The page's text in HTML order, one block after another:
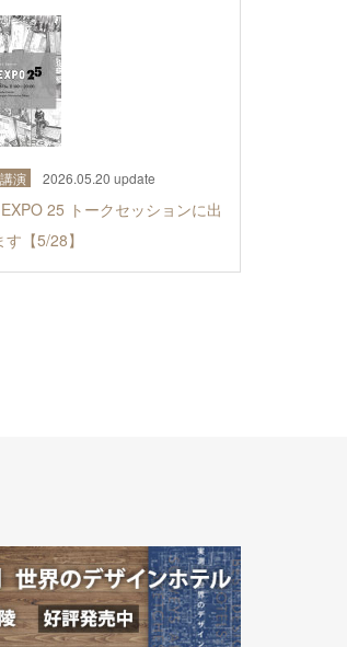
演 2026.05.20 update
25 トークセッションに出
【5/28】